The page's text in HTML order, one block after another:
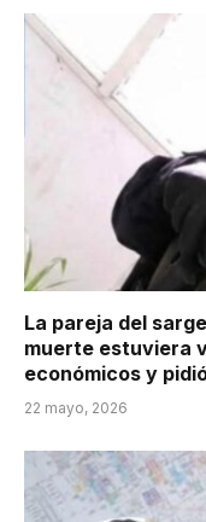
La pareja del
muerte estuviera
económicos y
22 mayo, 2026